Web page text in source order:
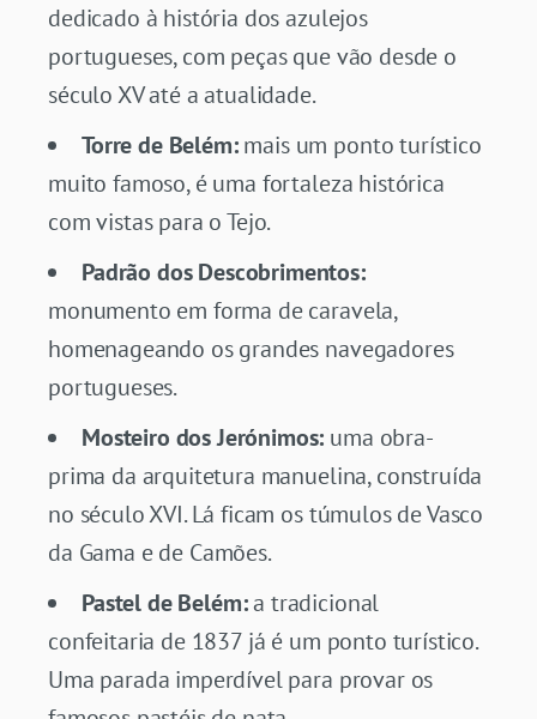
dedicado à história dos azulejos
portugueses, com peças que vão desde o
século XV até a atualidade.
Torre de Belém:mais um ponto turístico
muito famoso, é uma fortaleza histórica
com vistas para o Tejo.
Padrão dos Descobrimentos:
monumento em forma de caravela,
homenageando os grandes navegadores
portugueses.
Mosteiro dos Jerónimos: uma obra-
prima da arquitetura manuelina, construída
no século XVI. Lá ficam os túmulos de Vasco
da Gama e de Camões.
Pastel de Belém:a tradicional
confeitaria de 1837 já é um ponto turístico.
Uma parada imperdível para provar os